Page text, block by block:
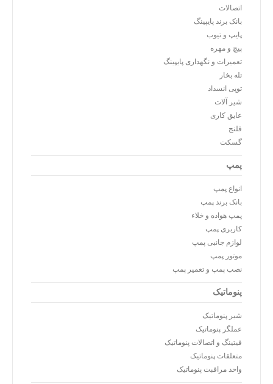
اتصالات
بانک برند پایپینگ
پایپ و تیوب
پیچ و مهره
تعمیرات و نگهداری پایپینگ
تله بخار
توپی انسداد
شیر آلات
عایق کاری
فلنج
گسکت
پمپ
انواع پمپ
بانک برند پمپ
پمپ هواده و خلاء
کاربری پمپ
لوازم جانبی پمپ
موتور پمپ
نصب پمپ و تعمیر پمپ
پنوماتیک
شیر پنوماتیک
عملگر پنوماتیک
فیتینگ و اتصالات پنوماتیک
متعلقات پنوماتیک
واحد مراقبت پنوماتیک